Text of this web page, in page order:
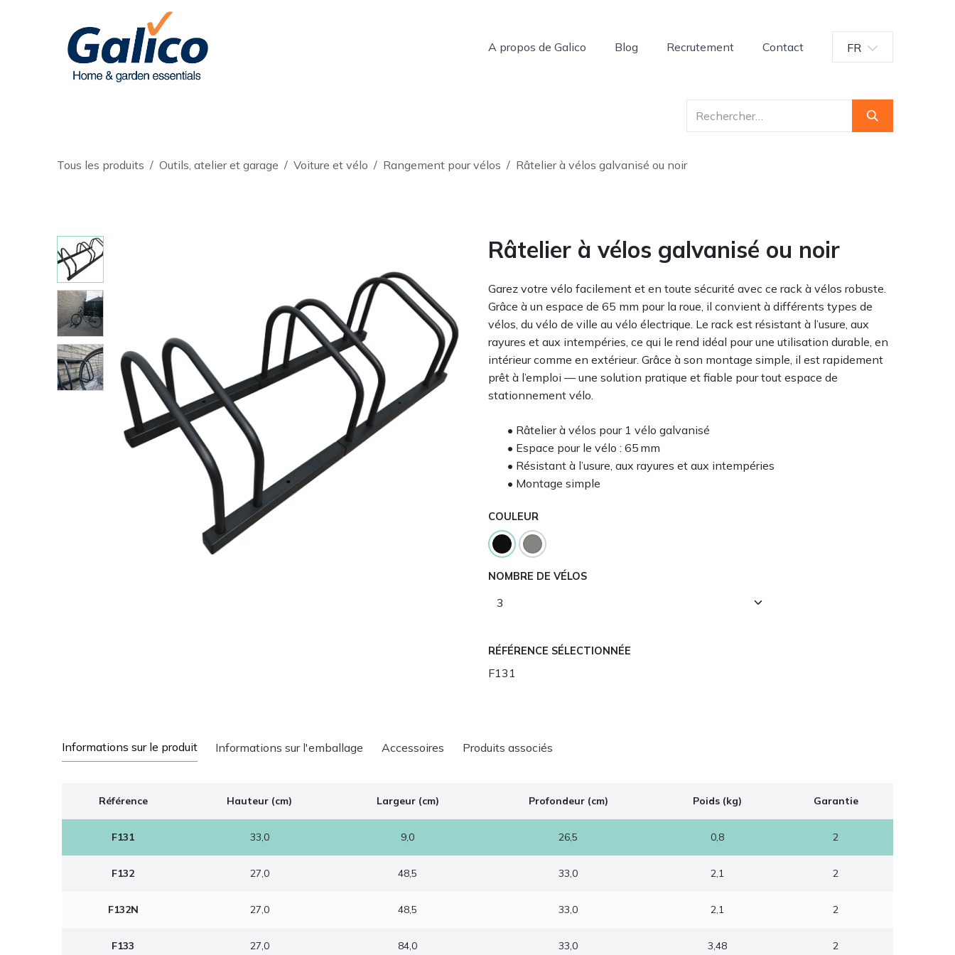
A propos de Galico Blog Recrutement Contact FR
Tous les produits Outils, atelier et garage Voiture et vélo Rangement pour vélos Râtelier à vélos galvanisé ou noir
Râtelier à vélos galvanisé ou noir
Garez votre vélo facilement et en toute sécurité avec ce rack à vélos robuste.
Grâce à un espace de 65 mm pour la roue, il convient à différents types de
vélos, du vélo de ville au vélo électrique. Le rack est résistant à l’usure, aux
rayures et aux intempéries, ce qui le rend idéal pour une utilisation durable, en
intérieur comme en extérieur. Grâce à son montage simple, il est rapidement
prêt à l’emploi — une solution pratique et fiable pour tout espace de
stationnement vélo.
• Râtelier à vélos pour 1 vélo galvanisé
• Espace pour le vélo : 65 mm
• Résistant à l’usure, aux rayures et aux intempéries
• Montage simple
COULEUR
NOMBRE DE VÉLOS
RÉFÉRENCE SÉLECTIONNÉE
F131
Informations sur le produit Informations sur l'emballage Accessoires Produits associés
Référence Hauteur (cm) Largeur (cm) Profondeur (cm) Poids (kg) Garantie
F131 33,0 9,0 26,5 0,8 2
F132 27,0 48,5 33,0 2,1 2
F132N 27,0 48,5 33,0 2,1 2
F133 27,0 84,0 33,0 3,48 2